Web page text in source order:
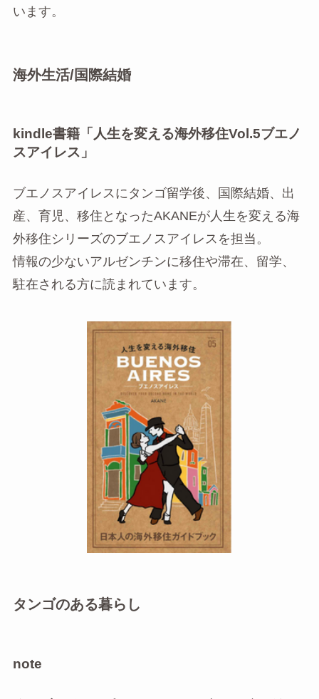
います。
海外生活/国際結婚
kindle書籍「 人生を変える海外移住Vol.5ブエノ
スアイレス 」
ブエノスアイレスにタンゴ留学後、国際結婚、出
産、育児、移住となったAKANEが人生を変える海
外移住シリーズのブエノスアイレスを担当。
情報の少ないアルゼンチンに移住や滞在、留学、
駐在される方に読まれています。
タンゴのある暮らし
note